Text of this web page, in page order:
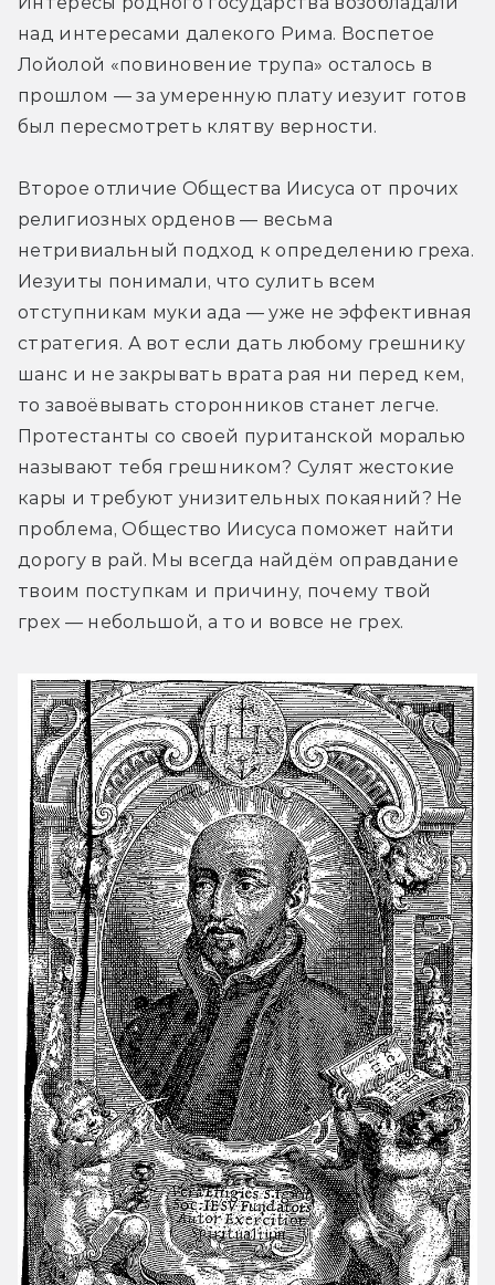
над интересами далекого Рима. Воспетое
Лойолой «повиновение трупа» осталось в
прошлом — за умеренную плату иезуит готов
был пересмотреть клятву верности.
Второе отличие Общества Иисуса от прочих
религиозных орденов — весьма
нетривиальный подход к определению греха.
Иезуиты понимали, что сулить всем
отступникам муки ада — уже не эффективная
стратегия. А вот если дать любому грешнику
шанс и не закрывать врата рая ни перед кем,
то завоёвывать сторонников станет легче.
Протестанты со своей пуританской моралью
называют тебя грешником? Сулят жестокие
кары и требуют унизительных покаяний? Не
проблема, Общество Иисуса поможет найти
дорогу в рай. Мы всегда найдём оправдание
твоим поступкам и причину, почему твой
грех — небольшой, а то и вовсе не грех.